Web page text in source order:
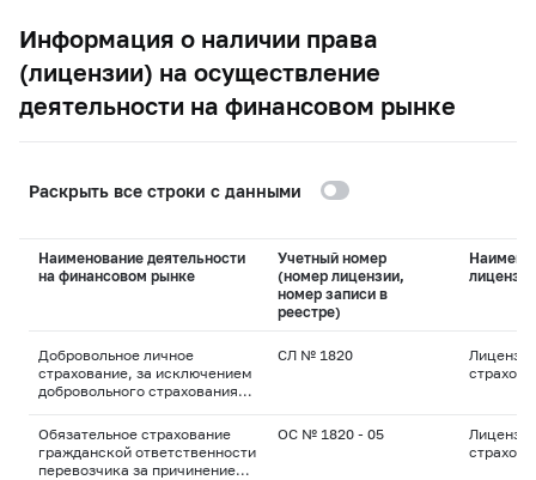
Информация о наличии права
(лицензии) на осуществление
деятельности на финансовом рынке
Раскрыть все строки с данными
Наименование деятельности
на финансовом рынке
Учетный номер
(номер лицензии,
номер записи в
реестре)
лицензии
Добровольное личное
страхование, за исключением
добровольного страхования
СЛ № 1820
Обязательное страхование
гражданской ответственности
перевозчика за причинение
ОС № 1820 - 05